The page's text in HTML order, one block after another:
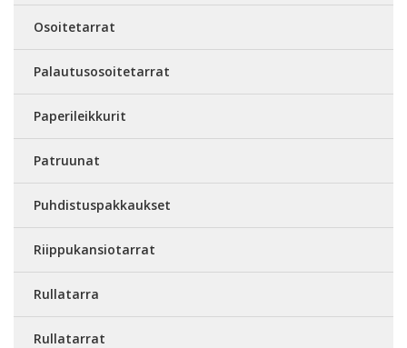
Osoitetarrat
Palautusosoitetarrat
Paperileikkurit
Patruunat
Puhdistuspakkaukset
Riippukansiotarrat
Rullatarra
Rullatarrat